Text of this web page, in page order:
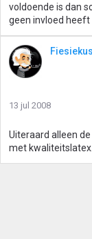
voldoende is dan
geen invloed
Fiesiekus
13 jul 2008
Uiteraard alleen
met kwaliteitslatex.